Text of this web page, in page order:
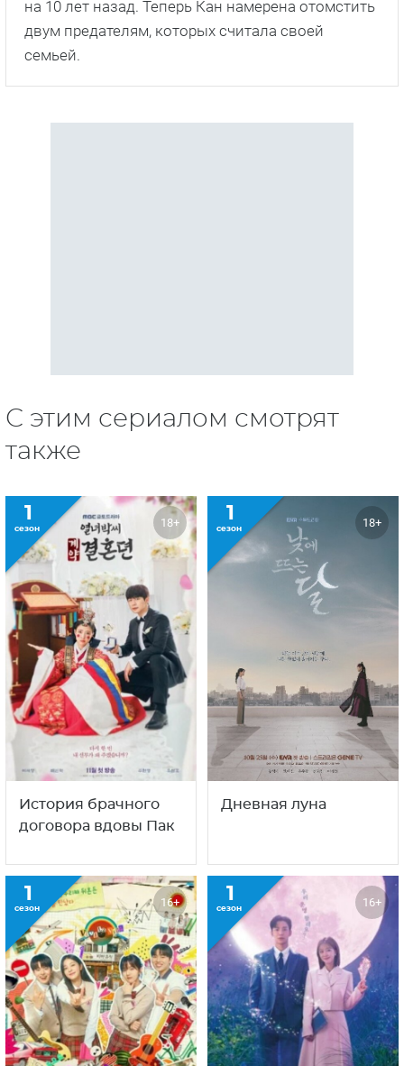
на 10 лет назад. Теперь Кан намерена отомстить
двум предателям, которых считала своей
семьей.
С этим сериалом смотрят
также
1
сезон 18+
История брачного
договора вдовы Пак
1
сезон 18+
Дневная луна
1
сезон 16+ 1
сезон 16+